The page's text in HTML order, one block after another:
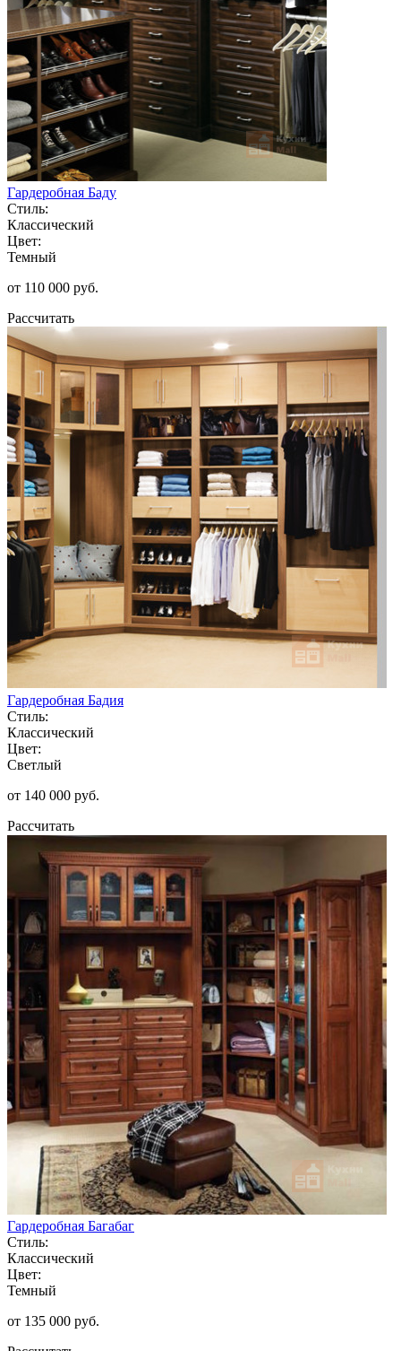
Гардеробная Баду
Стиль:
Классический
Цвет:
Темный
от 110 000 руб.
Рассчитать
Гардеробная Бадия
Стиль:
Классический
Цвет:
Светлый
от 140 000 руб.
Рассчитать
Гардеробная Багабаг
Стиль:
Классический
Цвет:
Темный
от 135 000 руб.